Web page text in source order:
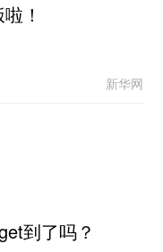
！
新华网
到了吗？